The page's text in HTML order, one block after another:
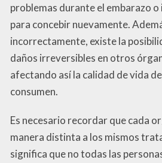
problemas durante el embarazo
para concebir nuevamente.
incorrectamente, existe la
daños irreversibles en otros
afectando así la calidad de vida
consumen.
Es necesario recordar que cada
manera distinta a los mismos
significa que no todas las